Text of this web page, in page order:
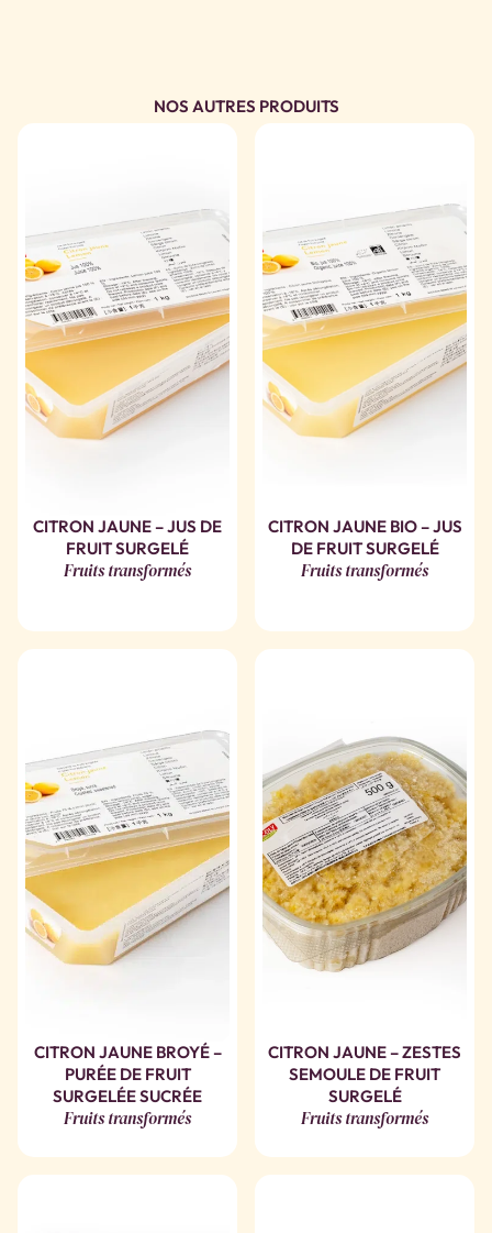
NOS AUTRES PRODUITS
CITRON JAUNE – JUS DE
FRUIT SURGELÉ
Fruits transformés
CITRON JAUNE BIO – JUS
DE FRUIT SURGELÉ
Fruits transformés
CITRON JAUNE BROYÉ –
PURÉE DE FRUIT
SURGELÉE SUCRÉE
Fruits transformés
CITRON JAUNE – ZESTES
SEMOULE DE FRUIT
SURGELÉ
Fruits transformés